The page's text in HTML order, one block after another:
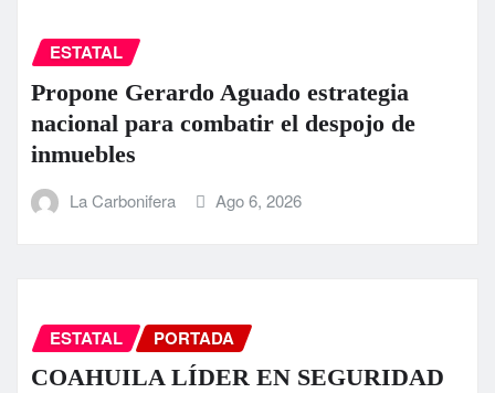
ESTATAL
Propone Gerardo Aguado estrategia
nacional para combatir el despojo de
inmuebles
La Carbonifera Ago 6, 2026
ESTATAL PORTADA
COAHUILA LÍDER EN SEGURIDAD